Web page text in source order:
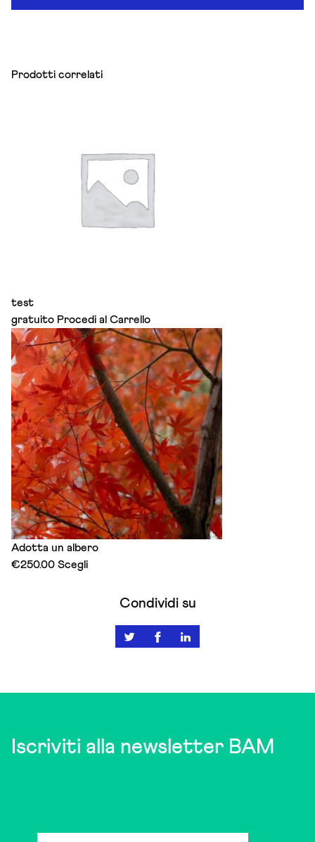
Prodotti correlati
test
gratuito Procedi al Carrello
Adotta un albero
€250.00 ScegliThis
variants.
the
Condividi su
Iscriviti alla newsletter BAM